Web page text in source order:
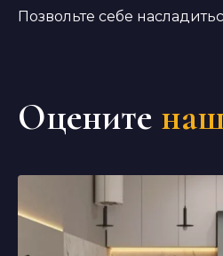
Позвольте себе
Оцените